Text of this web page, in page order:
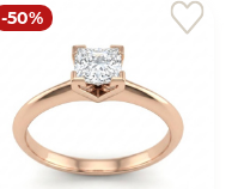
-50%